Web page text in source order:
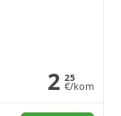
2 25
€/kom